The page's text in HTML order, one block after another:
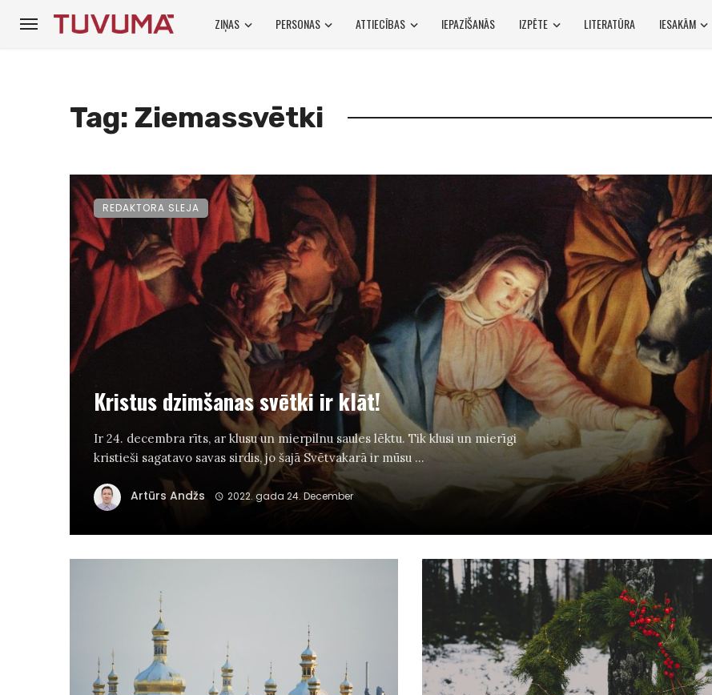
ZIŅAS PERSONAS ATTIECĪBAS IEPAZĪŠANĀS IZPĒTE LITERATŪRA IESAKĀM
Tag: Ziemassvētki
Kristus dzimšanas svētki ir klāt!
Ir 24. decembra rīts, ar klusu un mierpilnu saules lēktu. Tik klusi un mierīgi
kristieši sagatavo savas sirdis, jo šajā Svētvakarā ir mūsu ...
Artūrs Andžs 2022. gada 24. December
REDAKTORA SLEJA